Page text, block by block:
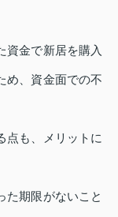
資金で新居を購入
め、資金面での不
点も、メリットに
た期限がないこと